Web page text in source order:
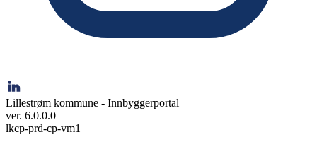
Lillestrøm kommune - Innbyggerportal
ver. 6.0.0.0
lkcp-prd-cp-vm1